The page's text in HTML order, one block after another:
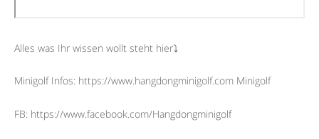
Alles was Ihr wissen wollt steht hier⤵︎
Minigolf Infos: https://www.hangdongminigolf.com Minigolf
FB: https://www.facebook.com/Hangdongminigolf